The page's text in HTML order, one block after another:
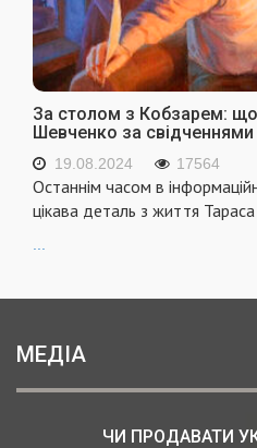
За столом з Кобзарем:
Шевченко за свідченнями
19.08.2024 17564
Останнім часом в
цікава деталь з життя
МЕДІА
ЧИ ПРОДАВАТИ